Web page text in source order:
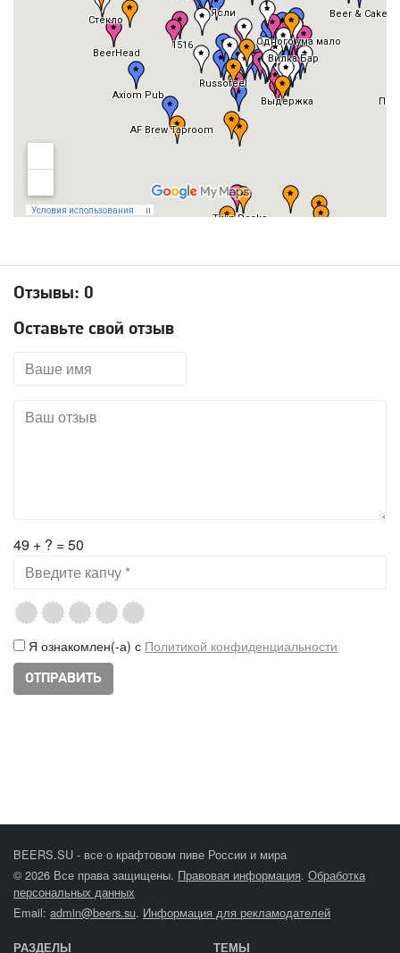
Отзывы: 0
Оставьте свой отзыв
49 + ? = 50
Я ознакомлен(-а) с Политикой конфиденциальности
BEERS.SU - все о крафтовом пиве России и мира
© 2026 Все права защищены. Правовая информация. Обработка
персональных данных
Email: admin@beers.su. Информация для рекламодателей
РАЗДЕЛЫ ТЕМЫ